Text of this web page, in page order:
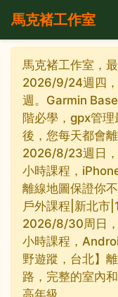
馬克褚工作室
馬克褚工作室，最
2026/9/24週四
週。Garmin
階必學，gpx管
後，您每天都會離
2026/8/23週日
小時課程，
離線地圖保證你
戶外課程|新北市
2026/8/30周日
小時課程，
野遊蹤，台北】
路，完整的室內
高年級